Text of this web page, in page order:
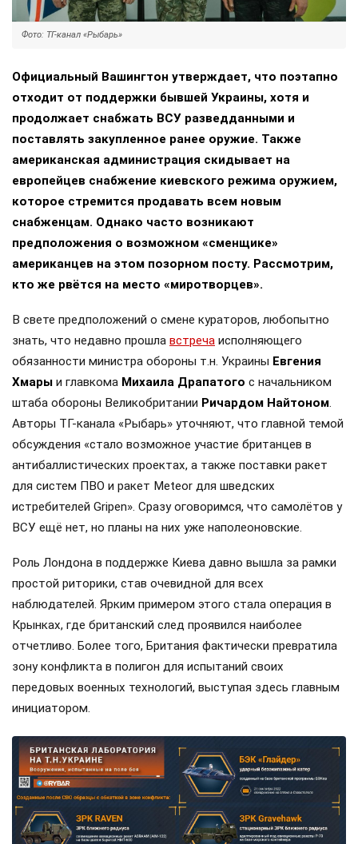
Фото: ТГ-канал «Рыбарь»
Официальный Вашингтон утверждает, что поэтапно
отходит от поддержки бывшей Украины, хотя и
продолжает снабжать ВСУ разведданными и
поставлять закупленное ранее оружие. Также
американская администрация скидывает на
европейцев снабжение киевского режима оружием,
которое стремится продавать всем новым
снабженцам. Однако часто возникают
предположения о возможном «сменщике»
американцев на этом позорном посту. Рассмотрим,
кто же рвётся на место «миротворцев».
В свете предположений о смене кураторов, любопытно
знать, что недавно прошла встреча исполняющего
обязанности министра обороны т.н. Украины Евгения
Хмары и главкома Михаила Драпатого с начальником
штаба обороны Великобритании Ричардом Найтоном.
Авторы ТГ-канала «Рыбарь» уточняют, что главной темой
обсуждения «стало возможное участие британцев в
антибаллистических проектах, а также поставки ракет
для систем ПВО и ракет Meteor для шведских
истребителей Gripen». Сразу оговоримся, что самолётов у
ВСУ ещё нет, но планы на них уже наполеоновские.
Роль Лондона в поддержке Киева давно вышла за рамки
простой риторики, став очевидной для всех
наблюдателей. Ярким примером этого стала операция в
Крынках, где британский след проявился наиболее
отчетливо. Более того, Британия фактически превратила
зону конфликта в полигон для испытаний своих
передовых военных технологий, выступая здесь главным
инициатором.